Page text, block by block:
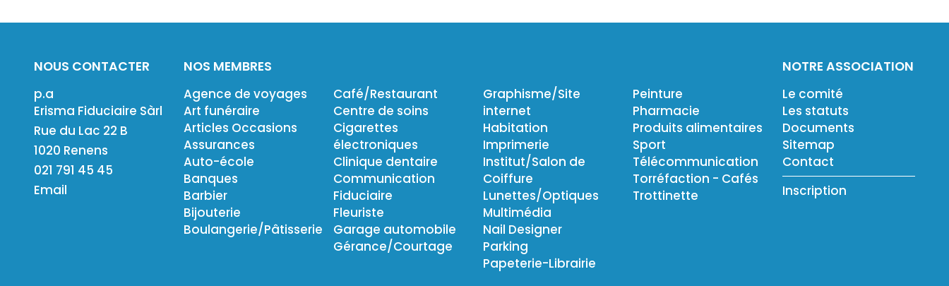
NOUS CONTACTER
p.a
Erisma Fiduciaire Sàrl
Rue du Lac 22 B
1020 Renens
021 791 45 45
Email
NOS MEMBRES
Agence de voyages
Art funéraire
Articles Occasions
Assurances
Auto-école
Banques
Barbier
Bijouterie
Boulangerie/Pâtisserie
Café/Restaurant
Centre de soins
Cigarettes
électroniques
Clinique dentaire
Communication
Fiduciaire
Fleuriste
Garage automobile
Gérance/Courtage
Graphisme/Site
internet
Habitation
Imprimerie
Institut/Salon de
Coiffure
Lunettes/Optiques
Multimédia
Nail Designer
Parking
Papeterie-Librairie
Peinture
Pharmacie
Produits alimentaires
Sport
Télécommunication
Torréfaction - Cafés
Trottinette
NOTRE ASSOCIATION
Le comité
Les statuts
Documents
Sitemap
Contact
Inscription